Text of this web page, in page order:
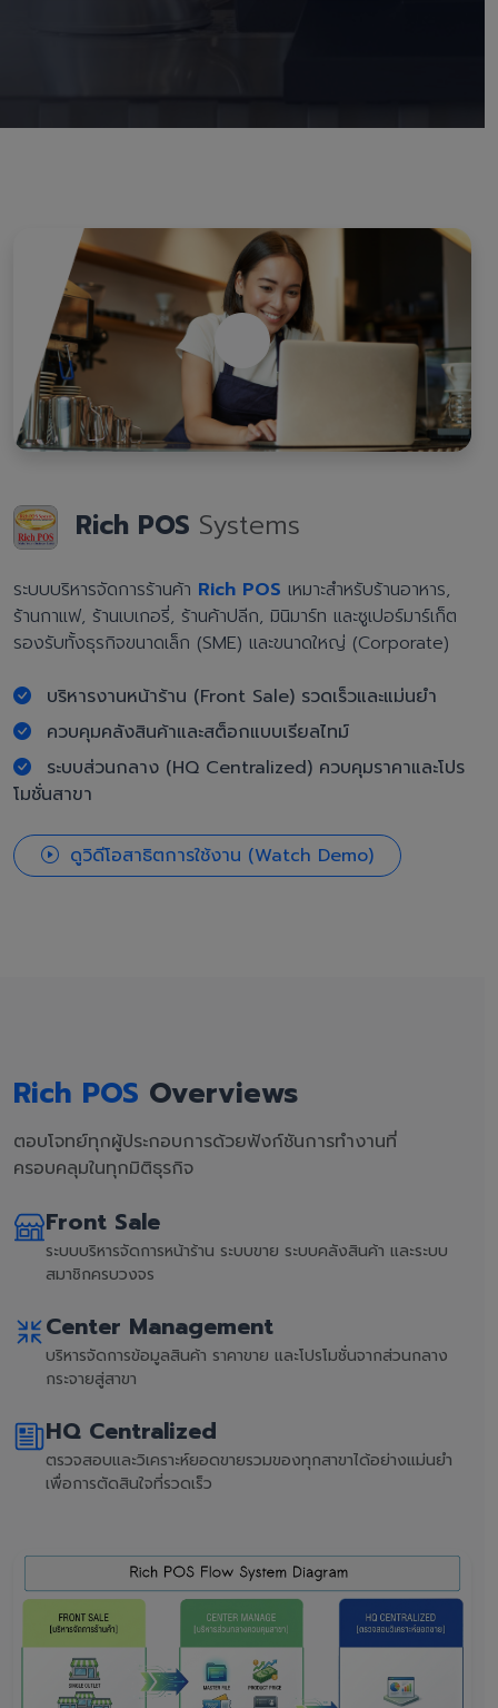
Rich POS Systems
ระบบบริหารจัดการร้านค้า Rich POS เหมาะสำหรับร้านอาหาร,
ร้านกาแฟ, ร้านเบเกอรี่, ร้านค้าปลีก, มินิมาร์ท และซูเปอร์มาร์เก็ต
รองรับทั้งธุรกิจขนาดเล็ก (SME) และขนาดใหญ่ (Corporate)
บริหารงานหน้าร้าน (Front Sale) รวดเร็วและแม่นยำ
ควบคุมคลังสินค้าและสต็อกแบบเรียลไทม์
ระบบส่วนกลาง (HQ Centralized) ควบคุมราคาและโปร
โมชั่นสาขา
ดูวิดีโอสาธิตการใช้งาน (Watch Demo)
Rich POS Overviews
ตอบโจทย์ทุกผู้ประกอบการด้วยฟังก์ชันการทำงานที่
ครอบคลุมในทุกมิติธุรกิจ
Front Sale
ระบบบริหารจัดการหน้าร้าน ระบบขาย ระบบคลังสินค้า และระบบ
สมาชิกครบวงจร
Center Management
บริหารจัดการข้อมูลสินค้า ราคาขาย และโปรโมชั่นจากส่วนกลาง
กระจายสู่สาขา
HQ Centralized
ตรวจสอบและวิเคราะห์ยอดขายรวมของทุกสาขาได้อย่างแม่นยำ
เพื่อการตัดสินใจที่รวดเร็ว